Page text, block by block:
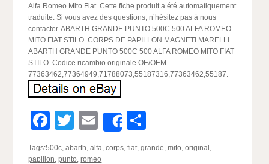
Alfa Romeo Mito Fiat. Cette fiche produit a été automatiquement
traduite. Si vous avez des questions, n’hésitez pas à nous
contacter. ABARTH GRANDE PUNTO 500C 500 ALFA ROMEO
MITO FIAT STILO. CORPS DE PAPILLON MAGNETI MARELLI
ABARTH GRANDE PUNTO 500C 500 ALFA ROMEO MITO FIAT
STILO. Codice ricambio originale OE/OEM.
77363462,77364949,71788073,55187316,77363462,55187.
Facebook
Twitter
EmailShare
Tags:500c,abarth,alfa,corps,fiat,grande,mito,original ,
papillon,punto,romeo